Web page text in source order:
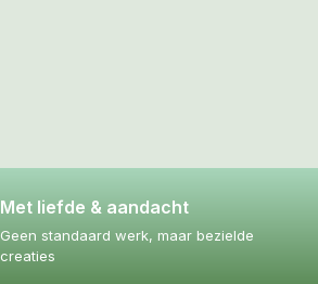
Met liefde & aandacht
Geen standaard werk, maar bezielde
creaties